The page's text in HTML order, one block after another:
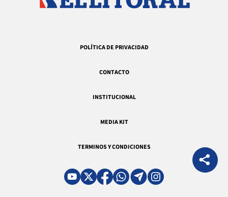
POLÍTICA DE PRIVACIDAD
CONTACTO
INSTITUCIONAL
MEDIA KIT
TERMINOS Y CONDICIONES